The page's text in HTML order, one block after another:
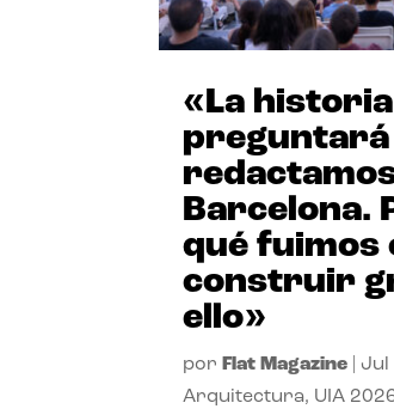
«La
preguntará
Barcelona.
qué fuimos
construir
ello»
por Flat Magazine Jul
Arquitectura, UIA